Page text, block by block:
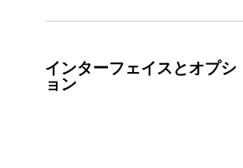
インターフェイスとオプシ
ョン